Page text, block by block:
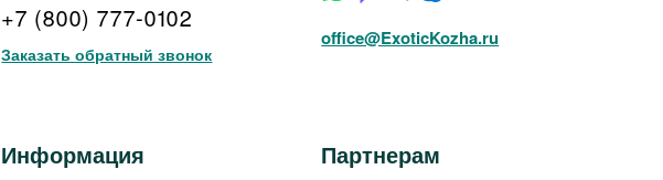
+7 (800) 777-0102
Заказать обратный звонок
office@ExoticKozha.ru
Информация Партнерам